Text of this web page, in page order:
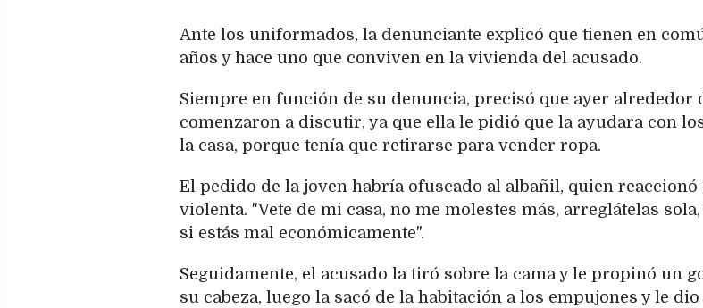
Ante los uniformados, la denunciante explicó que tienen en
años y hace uno que conviven en la vivienda del acusado.
Siempre en función de su denuncia, precisó que ayer alrededor
comenzaron a discutir, ya que ella le pidió que la ayudara con
la casa, porque tenía que retirarse para vender ropa.
El pedido de la joven habría ofuscado al albañil, quien
violenta. "Vete de mi casa, no me molestes más, arreglátelas
si estás mal económicamente".
Seguidamente, el acusado la tiró sobre la cama y le propinó un
su cabeza, luego la sacó de la habitación a los empujones y le